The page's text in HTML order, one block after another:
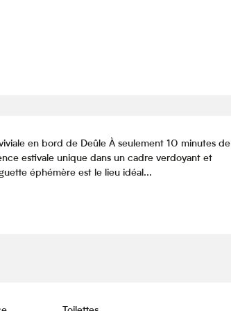
en bord de Deûle À seulement 10 minutes de
estivale unique dans un cadre verdoyant et
éphémère est le lieu idéal...